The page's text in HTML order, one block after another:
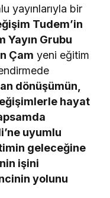
yayınlarıyla bir
Tudem’in
Yayın Grubu
Çam yeni eğitim
dönüşümün,
hayat
uyumlu
geleceğine
işini
yolunu